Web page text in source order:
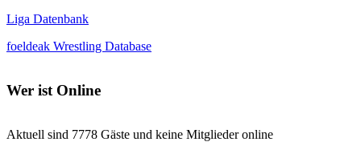
Liga Datenbank
foeldeak Wrestling Database
Wer ist Online
Aktuell sind 7778 Gäste und keine Mitglieder online